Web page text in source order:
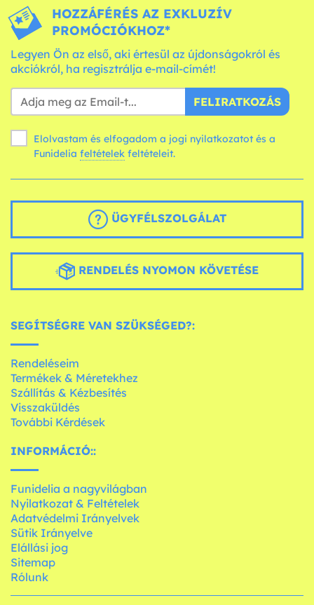
HOZZÁFÉRÉS AZ EXKLUZÍV
PROMÓCIÓKHOZ*
Legyen Ön az első, aki értesül az újdonságokról és
akciókról, ha regisztrálja e-mail-címét!
FELIRATKOZÁS
Elolvastam és elfogadom a jogi nyilatkozatot és a
Funidelia feltételek feltételeit.
ÜGYFÉLSZOLGÁLAT
RENDELÉS NYOMON KÖVETÉSE
SEGÍTSÉGRE VAN SZÜKSÉGED?:
Rendeléseim
Termékek & Méretekhez
Szállítás & Kézbesítés
Visszaküldés
További Kérdések
INFORMÁCIÓ::
Funidelia a nagyvilágban
Nyilatkozat & Feltételek
Adatvédelmi Irányelvek
Sütik Irányelve
Elállási jog
Sitemap
Rólunk